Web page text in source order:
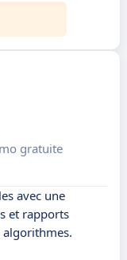
gratuite
avec une
et rapports